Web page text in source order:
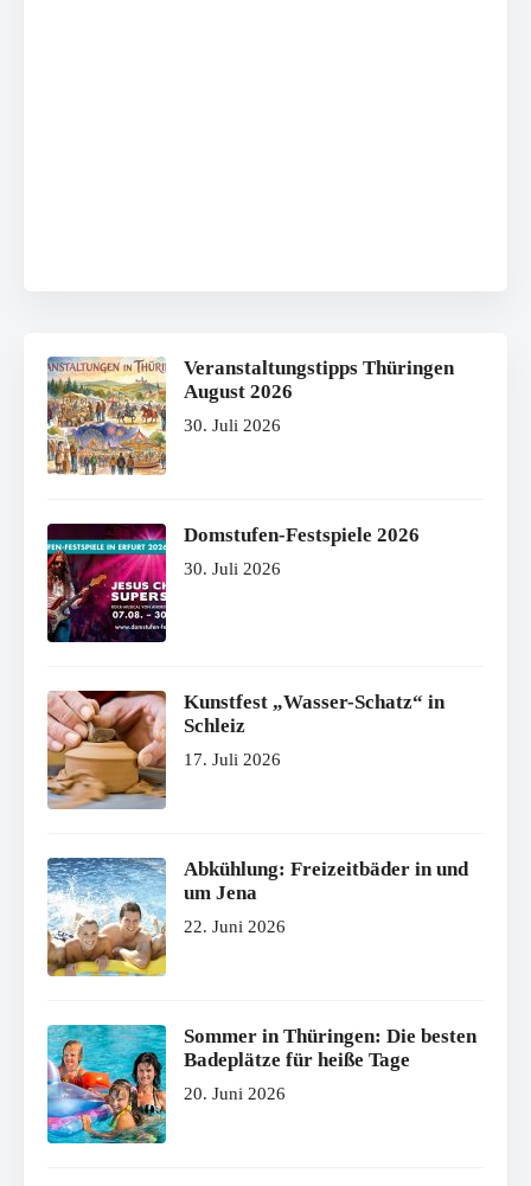
Veranstaltungstipps Thüringen
August 2026
30. Juli 2026
Domstufen-Festspiele 2026
30. Juli 2026
Kunstfest „Wasser-Schatz“ in
Schleiz
17. Juli 2026
Abkühlung: Freizeitbäder in und
um Jena
22. Juni 2026
Sommer in Thüringen: Die besten
Badeplätze für heiße Tage
20. Juni 2026